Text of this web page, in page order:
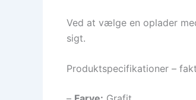
Ved at vælge en oplader
sigt.
Produktspecifikationer –